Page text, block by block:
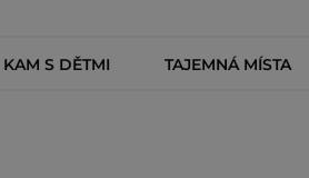
KAM S DĚTMI TAJEMNÁ MÍSTA